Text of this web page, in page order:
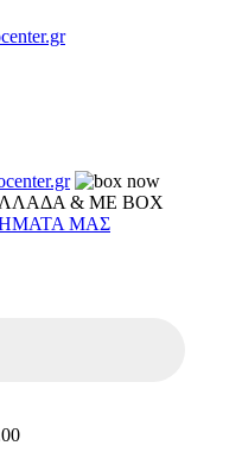
& ΜΕ BOX
ΜΑΣ